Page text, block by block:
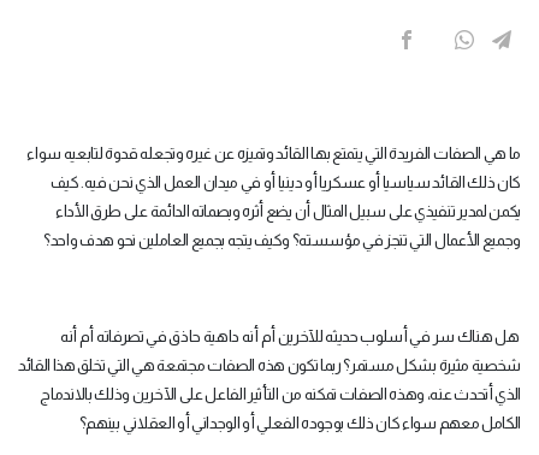
ما هي الصفات الفريدة التي يتمتع بها القائد وتميزه عن غيره وتجعله قدوة لتابعيه سواء
كان ذلك القائد سياسيا أو عسكريا أو دينيا أو في ميدان العمل الذي نحن فيه. كيف
يكمن لمدير تنفيذي على سبيل المثال أن يضع أثره وبصماته الدائمة على طرق الأداء
وجميع الأعمال التي تنجز في مؤسسته؟ وكيف يتجه بجميع العاملين نحو هدف واحد؟
هل هناك سر في أسلوب حديثه للآخرين أم أنه داهية حاذق في تصرفاته أم أنه
شخصية مثيرة بشكل مستمر؟ ربما تكون هذه الصفات مجتمعة هي التي تخلق هذا القائد
الذي أتحدث عنه، وهذه الصفات تمكنه من التأثير الفاعل على الآخرين وذلك بالاندماج
الكامل معهم سواء كان ذلك بوجوده الفعلي أو الوجداني أو العقلاني بينهم؟